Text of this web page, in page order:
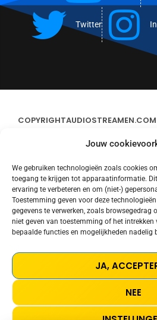
Jouw
We gebruiken technologieën zoals cookies
toegang te krijgen tot apparaatinformatie.
ervaring te verbeteren en om (niet-)
Toestemming geven voor deze
gegevens te verwerken, zoals browsegedrag
niet geven van toestemming of het
bepaalde functies en mogelijkheden nadelig
JA,
NEE
Twitter
COPYRIGHTAUDIOSTREAMEN.COM
CONTACT
STREAMS
COOKIE POLICY (EU)
TERMS AND CONDITIONS